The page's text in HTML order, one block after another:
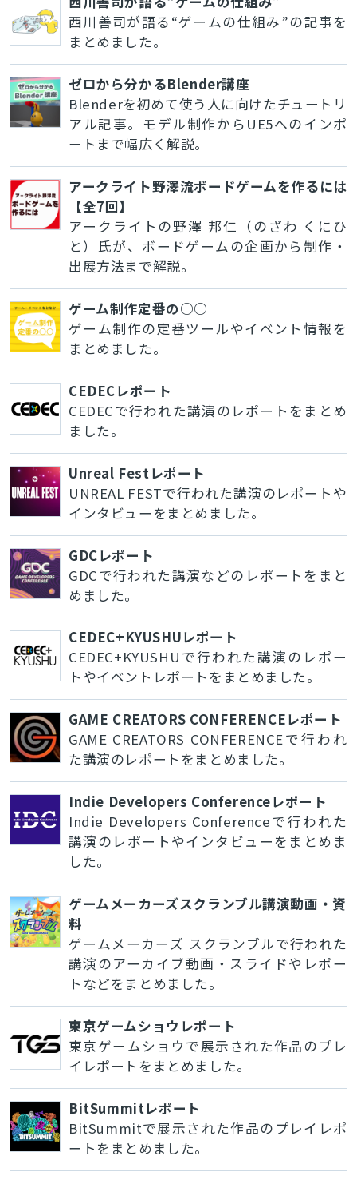
西川善司が語る“ゲームの仕組み”の記事を
まとめました。
ゼロから分かるBlender講座
Blenderを初めて使う人に向けたチュートリ
アル記事。モデル制作からUE5へのインポ
ートまで幅広く解説。
アークライト野澤流ボードゲームを作るには
【全7回】
アークライトの野澤 邦仁（のざわ くにひ
と）氏が、ボードゲームの企画から制作・
出展方法まで解説。
ゲーム制作定番の○○
ゲーム制作の定番ツールやイベント情報を
まとめました。
CEDECレポート
CEDECで行われた講演のレポートをまとめ
ました。
Unreal Festレポート
UNREAL FESTで行われた講演のレポートや
インタビューをまとめました。
GDCレポート
GDCで行われた講演などのレポートをまと
めました。
CEDEC+KYUSHUレポート
CEDEC+KYUSHUで行われた講演のレポー
トやイベントレポートをまとめました。
GAME CREATORS CONFERENCEレポート
GAME CREATORS CONFERENCEで行われ
た講演のレポートをまとめました。
Indie Developers Conferenceレポート
Indie Developers Conferenceで行われた
講演のレポートやインタビューをまとめま
した。
ゲームメーカーズスクランブル講演動画・資
料
ゲームメーカーズ スクランブルで行われた
講演のアーカイブ動画・スライドやレポー
トなどをまとめました。
東京ゲームショウレポート
東京ゲームショウで展示された作品のプレ
イレポートをまとめました。
BitSummitレポート
BitSummitで展示された作品のプレイレポ
ートをまとめました。